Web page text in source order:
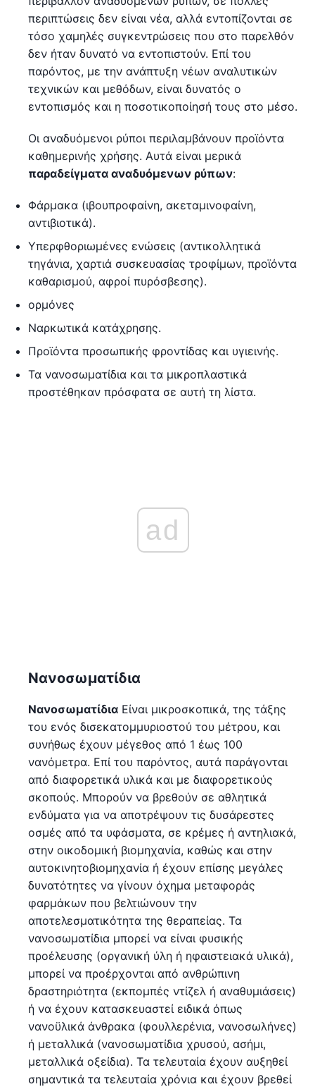
περιπτώσεις δεν είναι νέα, αλλά εντοπίζονται σε
τόσο χαμηλές συγκεντρώσεις που στο παρελθόν
δεν ήταν δυνατό να εντοπιστούν. Επί του
παρόντος, με την ανάπτυξη νέων αναλυτικών
τεχνικών και μεθόδων, είναι δυνατός ο
εντοπισμός και η ποσοτικοποίησή τους στο μέσο.
Οι αναδυόμενοι ρύποι περιλαμβάνουν προϊόντα
καθημερινής χρήσης. Αυτά είναι μερικά
παραδείγματα αναδυόμενων ρύπων:
Φάρμακα (ιβουπροφαίνη, ακεταμινοφαίνη,
αντιβιοτικά).
Υπερφθοριωμένες ενώσεις (αντικολλητικά
τηγάνια, χαρτιά συσκευασίας τροφίμων, προϊόντα
καθαρισμού, αφροί πυρόσβεσης).
ορμόνες
Ναρκωτικά κατάχρησης.
Προϊόντα προσωπικής φροντίδας και υγιεινής.
Τα νανοσωματίδια και τα μικροπλαστικά
προστέθηκαν πρόσφατα σε αυτή τη λίστα.
ad
Νανοσωματίδια
Νανοσωματίδια Είναι μικροσκοπικά, της τάξης
του ενός δισεκατομμυριοστού του μέτρου, και
συνήθως έχουν μέγεθος από 1 έως 100
νανόμετρα. Επί του παρόντος, αυτά παράγονται
από διαφορετικά υλικά και με διαφορετικούς
σκοπούς. Μπορούν να βρεθούν σε αθλητικά
ενδύματα για να αποτρέψουν τις δυσάρεστες
οσμές από τα υφάσματα, σε κρέμες ή αντηλιακά,
στην οικοδομική βιομηχανία, καθώς και στην
αυτοκινητοβιομηχανία ή έχουν επίσης μεγάλες
δυνατότητες να γίνουν όχημα μεταφοράς
φαρμάκων που βελτιώνουν την
αποτελεσματικότητα της θεραπείας. Τα
νανοσωματίδια μπορεί να είναι φυσικής
προέλευσης (οργανική ύλη ή ηφαιστειακά υλικά),
μπορεί να προέρχονται από ανθρώπινη
δραστηριότητα (εκπομπές ντίζελ ή αναθυμιάσεις)
ή να έχουν κατασκευαστεί ειδικά όπως
νανοϋλικά άνθρακα (φουλλερένια, νανοσωλήνες)
ή μεταλλικά (νανοσωματίδια χρυσού, ασήμι,
μεταλλικά οξείδια). Τα τελευταία έχουν αυξηθεί
σημαντικά τα τελευταία χρόνια και έχουν βρεθεί